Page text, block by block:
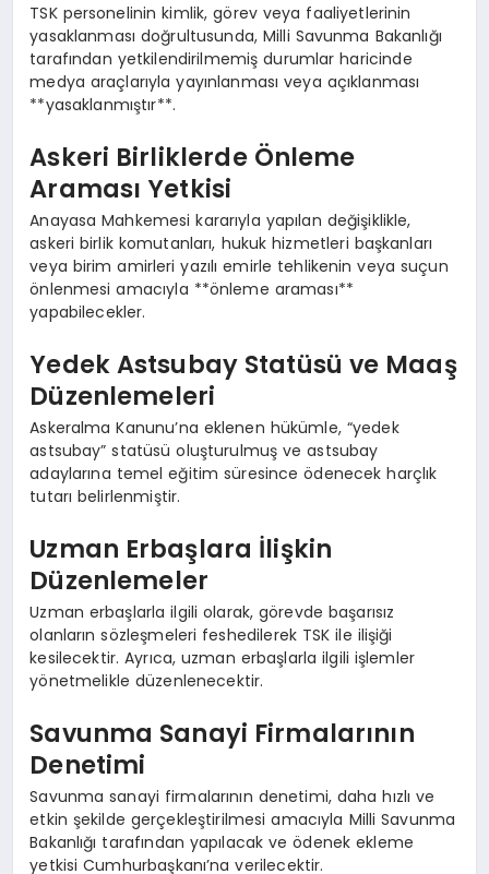
TSK personelinin kimlik, görev veya faaliyetlerinin
yasaklanması doğrultusunda, Milli Savunma Bakanlığı
tarafından yetkilendirilmemiş durumlar haricinde
medya araçlarıyla yayınlanması veya açıklanması
**yasaklanmıştır**.
Askeri Birliklerde Önleme
Araması Yetkisi
Anayasa Mahkemesi kararıyla yapılan değişiklikle,
askeri birlik komutanları, hukuk hizmetleri başkanları
veya birim amirleri yazılı emirle tehlikenin veya suçun
önlenmesi amacıyla **önleme araması**
yapabilecekler.
Yedek Astsubay Statüsü ve Maaş
Düzenlemeleri
Askeralma Kanunu’na eklenen hükümle, “yedek
astsubay” statüsü oluşturulmuş ve astsubay
adaylarına temel eğitim süresince ödenecek harçlık
tutarı belirlenmiştir.
Uzman Erbaşlara İlişkin
Düzenlemeler
Uzman erbaşlarla ilgili olarak, görevde başarısız
olanların sözleşmeleri feshedilerek TSK ile ilişiği
kesilecektir. Ayrıca, uzman erbaşlarla ilgili işlemler
yönetmelikle düzenlenecektir.
Savunma Sanayi Firmalarının
Denetimi
Savunma sanayi firmalarının denetimi, daha hızlı ve
etkin şekilde gerçekleştirilmesi amacıyla Milli Savunma
Bakanlığı tarafından yapılacak ve ödenek ekleme
yetkisi Cumhurbaşkanı’na verilecektir.